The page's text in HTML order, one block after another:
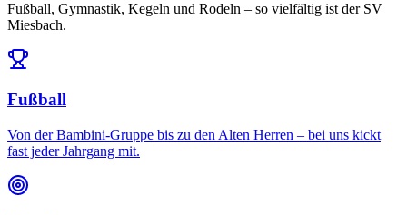
Fußball, Gymnastik, Kegeln und Rodeln – so vielfältig ist der SV
Miesbach.
Fußball
Von der Bambini-Gruppe bis zu den Alten Herren – bei uns kickt
fast jeder Jahrgang mit.